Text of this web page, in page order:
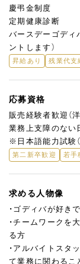
慶弔金制度
定期健康診断
バースデーゴディ
ントします）
昇給あり 残業代支
応募資格
販売経験者歓迎（
業務上支障のない
※日本語能力試験
第二新卒歓迎 若手
求める人物像
・ゴディバが好き
・チームワークを
る方
・アルバイトスタ
て業務に関わるこ